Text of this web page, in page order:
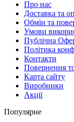
Про нас
Доставка та
Обмін та
Умови
Публічна
Політика
Контакти
Повернення
Карта сайту
Виробники
Акції
Популярне